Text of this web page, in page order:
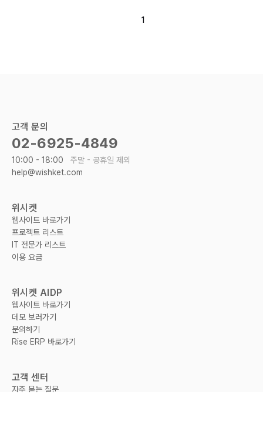
1
고객 문의
02-6925-4849
10:00 - 18:00 주말 - 공휴일 제외
help@wishket.com
위시켓
웹사이트 바로가기
프로젝트 리스트
IT 전문가 리스트
이용 요금
위시켓 AIDP
웹사이트 바로가기
데모 보러가기
문의하기
Rise ERP 바로가기
고객 센터
자주 묻는 질문